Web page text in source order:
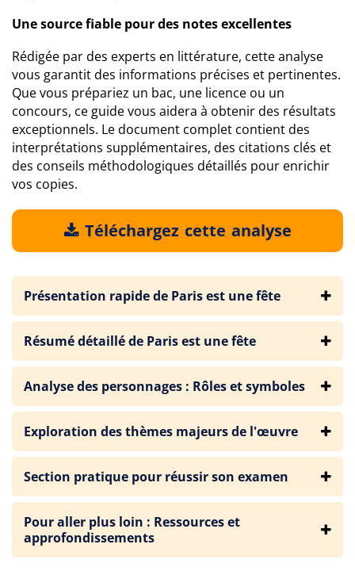
Une source fiable pour des notes excellentes
Rédigée par des experts en littérature, cette analyse
vous garantit des informations précises et pertinentes.
Que vous prépariez un bac, une licence ou un
concours, ce guide vous aidera à obtenir des résultats
exceptionnels. Le document complet contient des
interprétations supplémentaires, des citations clés et
des conseils méthodologiques détaillés pour enrichir
vos copies.
Téléchargez cette analyse
Présentation rapide de Paris est une fête
Résumé détaillé de Paris est une fête
Analyse des personnages : Rôles et symboles
Exploration des thèmes majeurs de l'œuvre
Section pratique pour réussir son examen
Pour aller plus loin : Ressources et
approfondissements